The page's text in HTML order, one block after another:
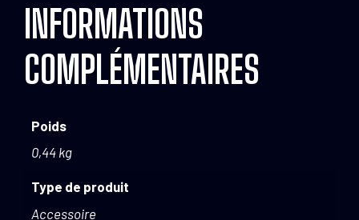
INFORMATIONS
COMPLÉMENTAIRES
Poids
0,44 kg
Type de produit
Accessoire